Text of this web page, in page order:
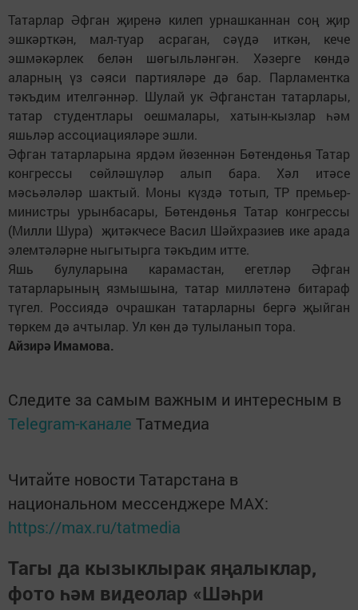
Татарлар Әфган җиренә килеп урнашканнан соң җир
эшкәрткән, мал-туар асраган, сәүдә иткән, кече
эшмәкәрлек белән шөгыльләнгән. Хәзерге көндә
аларның үз сәяси партияләре дә бар. Парламентка
тәкъдим ителгәннәр. Шулай ук Әфганстан татарлары,
татар студентлары оешмалары, хатын-кызлар һәм
яшьләр ассоциацияләре эшли.
Әфган татарларына ярдәм йөзеннән Бөтендөнья Татар
конгрессы сөйләшүләр алып бара. Хәл итәсе
мәсьәләләр шактый. Моны күздә тотып, ТР премьер-
министры урынбасары, Бөтендөнья Татар конгрессы
(Милли Шура) җитәкчесе Васил Шәйхразиев ике арада
элемтәләрне ныгытырга тәкъдим итте.
Яшь булуларына карамастан, егетләр Әфган
татарларының язмышына, татар милләтенә битараф
түгел. Россиядә очрашкан татарларны бергә җыйган
төркем дә ачтылар. Ул көн дә тулыланып тора.
Айзирә Имамова.
Следите за самым важным и интересным в
Telegram-канале Татмедиа
Читайте новости Татарстана в
национальном мессенджере MАХ:
https://max.ru/tatmedia
Тагы да кызыклырак яңалыклар,
фото һәм видеолар «Шәһри